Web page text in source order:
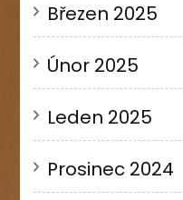
Březen 2025
Únor 2025
Leden 2025
Prosinec 2024